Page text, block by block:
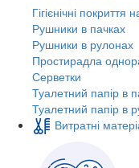
Гігієнічні покриття
Рушники в пачках
Рушники в рулонах
Простирадла
Серветки
Туалетний папір в
Туалетний папір в
Витратні